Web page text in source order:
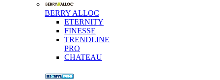
BERRY ALLOC
ETERNITY
FINESSE
TRENDLINE
PRO
CHATEAU